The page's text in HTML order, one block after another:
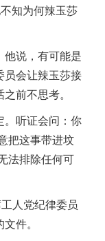
知为何辣玉莎
说，有可能是
员会让辣玉莎接
前不思考。
。听证会问：你
把这事带进坟
法排除任何可
人党纪律委员
件。